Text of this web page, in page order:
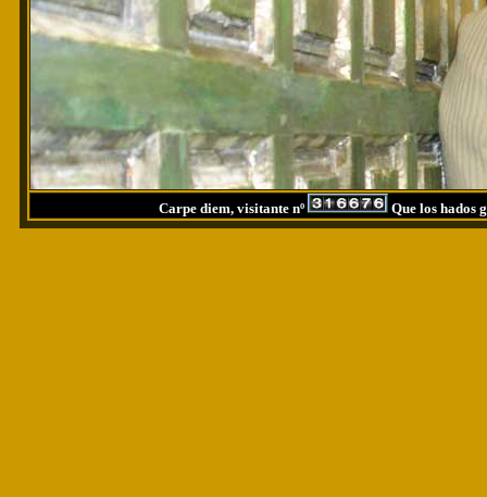
Carpe diem, visitante nº Que los hados